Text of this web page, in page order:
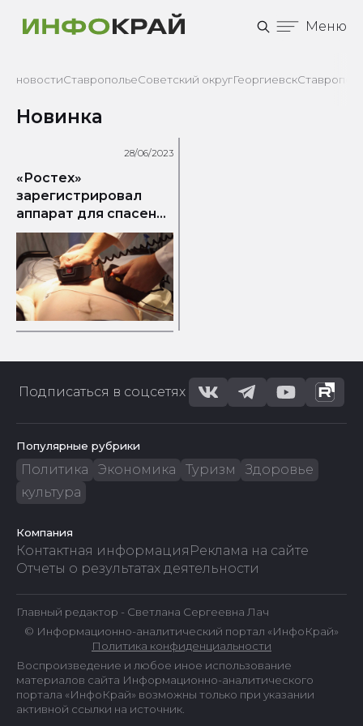
Меню
новостиСтавропольеСоветский округГеоргиевск
Новинка
28/06/2023
«Ростех»
зарегистрировал
аппарат для спасения
пациентов с
остановкой сердца и
дыхания
Подписаться в соцсетях
Популярные рубрики
Политика Экономика Туризм
Здоровье
культура
Компания
Контактная информация Реклама на сайте
Отчеты о результатах деятельности
Главный редактор - Светлана Сергеевна Лач
© Информационно-аналитический портал «ИнфоКрай»
Политика конфиденциальности
Воспроизведение и любое иное использование
материалов сайта Информационно-аналитического
портала «ИнфоКрай» возможны только при указании
активной ссылки на источник.